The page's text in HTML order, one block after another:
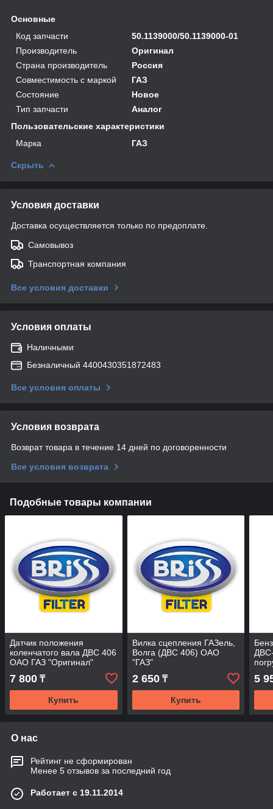
Основные
Код запчасти
50.1139000/50.1139000-01
Производитель
Оригинал
Страна производитель
Россия
Совместимость с маркой
ГАЗ
Состояние
Новое
Тип запчасти
Аналог
Пользовательские характеристики
Марка
ГАЗ
Скрыть
Условия доставки
Доставка осуществляется только по предоплате.
Самовывоз
Транспортная компания
Все условия доставки
Условия оплаты
Наличными
Безналичный 4400430351872483
Все условия оплаты
Условия возврата
Возврат товара в течение 14 дней по договоренности
Все условия возврата
Подобные товары компании
Датчик положения
коленчатого вала ДВС 406
ОАО ГАЗ "Оригинал"
7 800 ₸
Купить
Вилка сцепления ГАЗель,
Волга (ДВС 406) ОАО
"ГАЗ"
2 650₸
Купить
5
О нас
Рейтинг не сформирован
Менее 5 отзывов за последний год
Работает с 19.11.2014